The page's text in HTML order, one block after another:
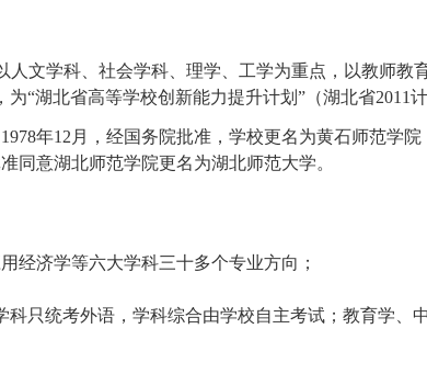
人文学科、社会学科、理学、工学为重点，以教师
“湖北省高等学校创新能力提升计划”（湖北省2011
1978年12月，经国务院批准，学校更名为黄石师范学
同意湖北师范学院更名为湖北师范大学。
经济学等六大学科三十多个专业方向；
只统考外语，学科综合由学校自主考试；教育学、